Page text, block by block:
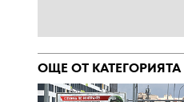
ОЩЕ ОТ КАТЕГОРИЯТА